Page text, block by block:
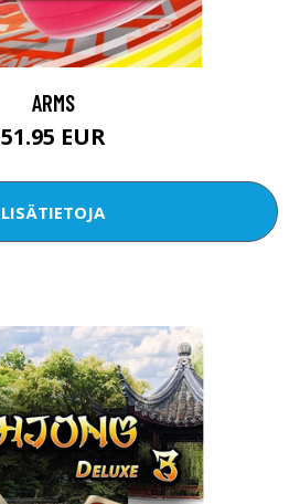
ARMS
51.95 EUR
LISÄTIETOJA